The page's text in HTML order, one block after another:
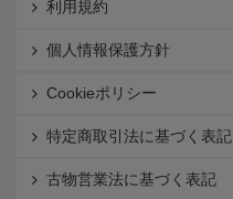
利用規約
個人情報保護方針
Cookieポリシー
特定商取引法に基づく表記
古物営業法に基づく表記